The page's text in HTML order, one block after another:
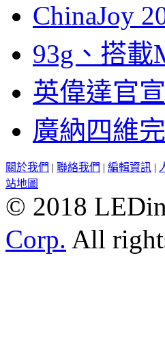
ChinaJoy
93g、搭載
英偉達官
廣納四維
關於我們 | 聯絡我們 | 編輯資訊 |
站地圖
© 2018
Corp. All